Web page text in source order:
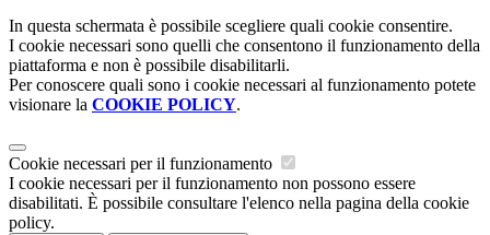
In questa schermata è possibile scegliere quali cookie consentire.
I cookie necessari sono quelli che consentono il funzionamento della
piattaforma e non è possibile disabilitarli.
Per conoscere quali sono i cookie necessari al funzionamento potete
visionare la COOKIE POLICY.
Cookie necessari per il funzionamento
I cookie necessari per il funzionamento non possono essere
disabilitati. È possibile consultare l'elenco nella pagina della cookie
policy.